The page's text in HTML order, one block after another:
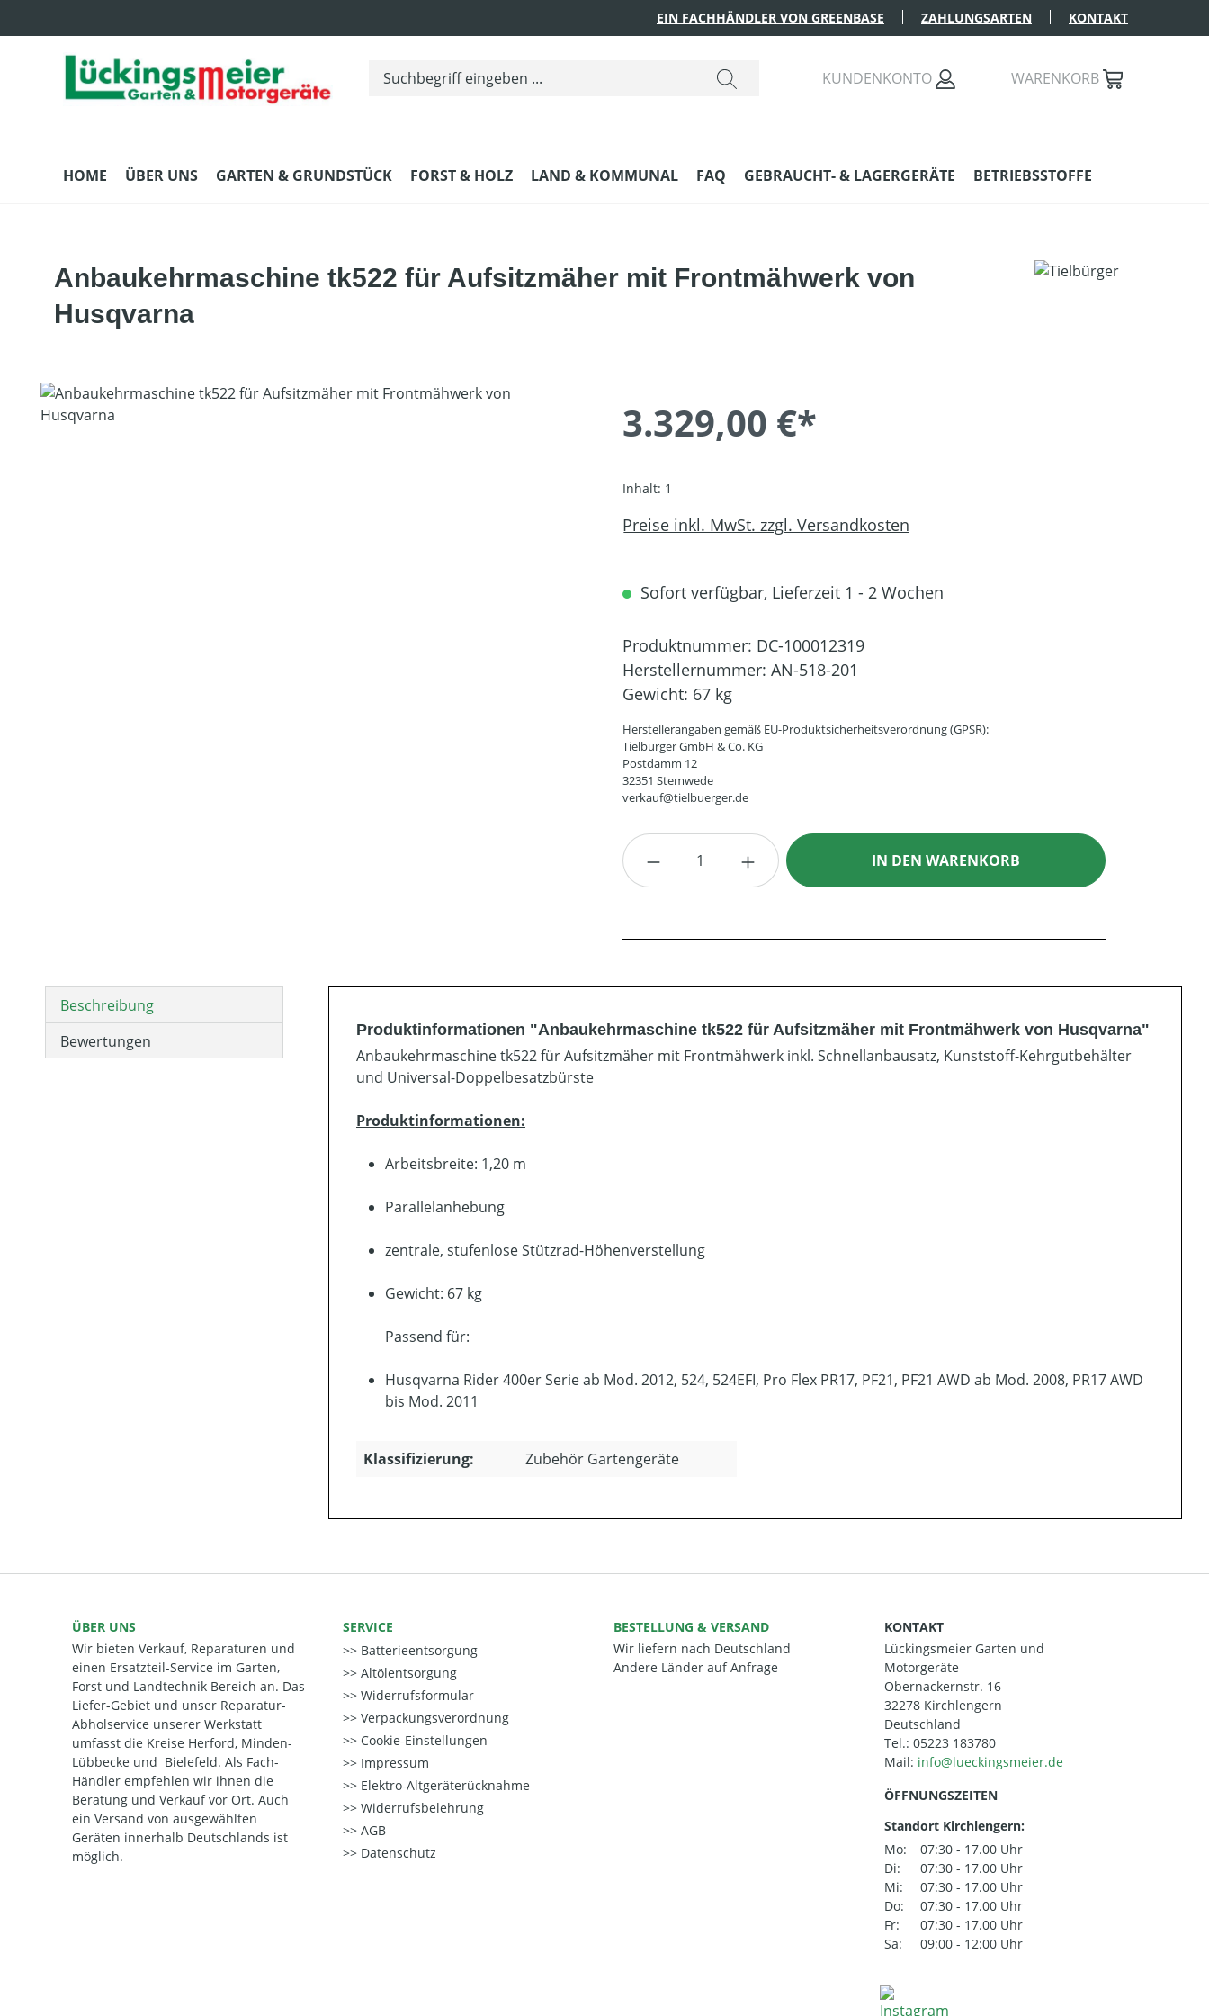
EIN FACHHÄNDLER VON GREENBASE ZAHLUNGSARTEN KONTAKT
KUNDENKONTO WARENKORB
HOME ÜBER UNS GARTEN & GRUNDSTÜCK FORST & HOLZ LAND & KOMMUNAL FAQ GEBRAUCHT- & LAGERGERÄTE BETRIEBSSTOFFE
Anbaukehrmaschine tk522 für Aufsitzmäher mit Frontmähwerk von
Husqvarna
Bildergalerie überspringen
3.329,00 €*
Inhalt: 1
Preise inkl. MwSt. zzgl. Versandkosten
Sofort verfügbar, Lieferzeit 1 - 2 Wochen
Produktnummer: DC-100012319
Herstellernummer: AN-518-201
Gewicht: 67 kg
Herstellerangaben gemäß EU-Produktsicherheitsverordnung (GPSR):
Tielbürger GmbH & Co. KG
Postdamm 12
32351 Stemwede
verkauf@tielbuerger.de
Produkt Anzahl: Gib den gewünschten Wert ein oder
IN DEN WARENKORB
Beschreibung
Bewertungen
Produktinformationen "Anbaukehrmaschine tk522 für Aufsitzmäher mit Frontmähwerk von Husqvarna"
Anbaukehrmaschine tk522 für Aufsitzmäher mit Frontmähwerk inkl. Schnellanbausatz, Kunststoff-Kehrgutbehälter
und Universal-Doppelbesatzbürste
Produktinformationen:
Arbeitsbreite: 1,20 m
Parallelanhebung
zentrale, stufenlose Stützrad-Höhenverstellung
Gewicht: 67 kg
Passend für:
Husqvarna Rider 400er Serie ab Mod. 2012, 524, 524EFI, Pro Flex PR17, PF21, PF21 AWD ab Mod. 2008, PR17 AWD
bis Mod. 2011
Klassifizierung: Zubehör Gartengeräte
ÜBER UNS
Wir bieten Verkauf, Reparaturen und
einen Ersatzteil-Service im Garten,
Forst und Landtechnik Bereich an. Das
Liefer-Gebiet und unser Reparatur-
Abholservice unserer Werkstatt
umfasst die Kreise Herford, Minden-
Lübbecke und Bielefeld. Als Fach-
Händler empfehlen wir ihnen die
Beratung und Verkauf vor Ort. Auch
ein Versand von ausgewählten
Geräten innerhalb Deutschlands ist
möglich.
SERVICE
Batterieentsorgung
Altölentsorgung
Widerrufsformular
Verpackungsverordnung
Cookie-Einstellungen
Impressum
Elektro-Altgeräterücknahme
Widerrufsbelehrung
AGB
Datenschutz
BESTELLUNG & VERSAND
Wir liefern nach Deutschland
Andere Länder auf Anfrage
KONTAKT
Lückingsmeier Garten und
Motorgeräte
Obernackernstr. 16
32278 Kirchlengern
Deutschland
Tel.: 05223 183780
Mail:
ÖFFNUNGSZEITEN
Standort Kirchlengern:
Mo:
07:30 - 17.00 Uhr
Di:
07:30 - 17.00 Uhr
Mi:
07:30 - 17.00 Uhr
Do:
07:30 - 17.00 Uhr
Fr:
07:30 - 17.00 Uhr
Sa:
09:00 - 12:00 Uhr